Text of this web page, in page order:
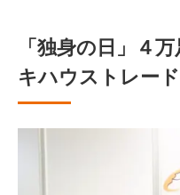
「独身の日」４
キハウストレー